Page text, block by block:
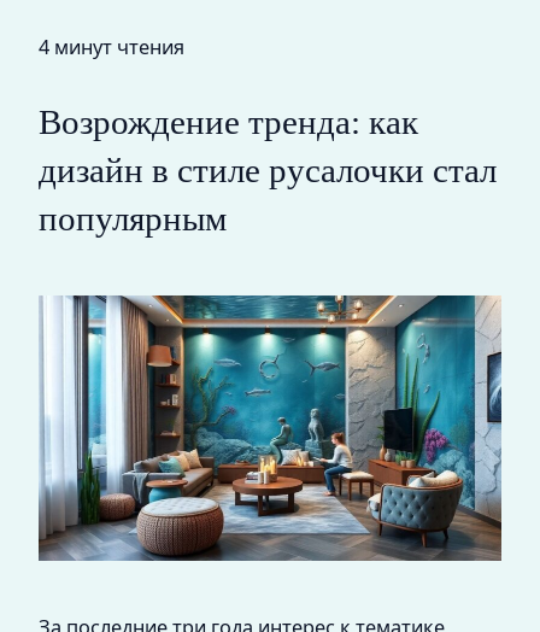
4 минут чтения
Возрождение тренда: как
дизайн в стиле русалочки стал
популярным